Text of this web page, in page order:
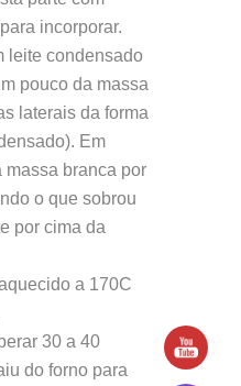
incorporar.
leite condensado
pouco da massa
laterais da forma
Em
branca por
o que sobrou
por cima da
a 170C
30 a 40
do forno para